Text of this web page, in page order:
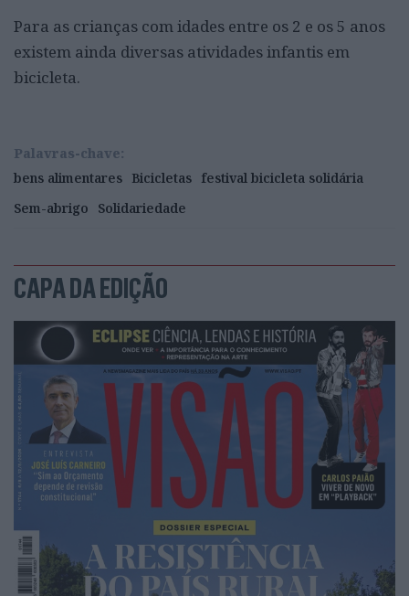
Para as crianças com idades entre os 2 e os 5 anos
existem ainda diversas atividades infantis em
bicicleta.
Palavras-chave:
bens alimentares Bicicletas festival bicicleta solidária
Sem-abrigo
Solidariedade
CAPA DA EDIÇÃO